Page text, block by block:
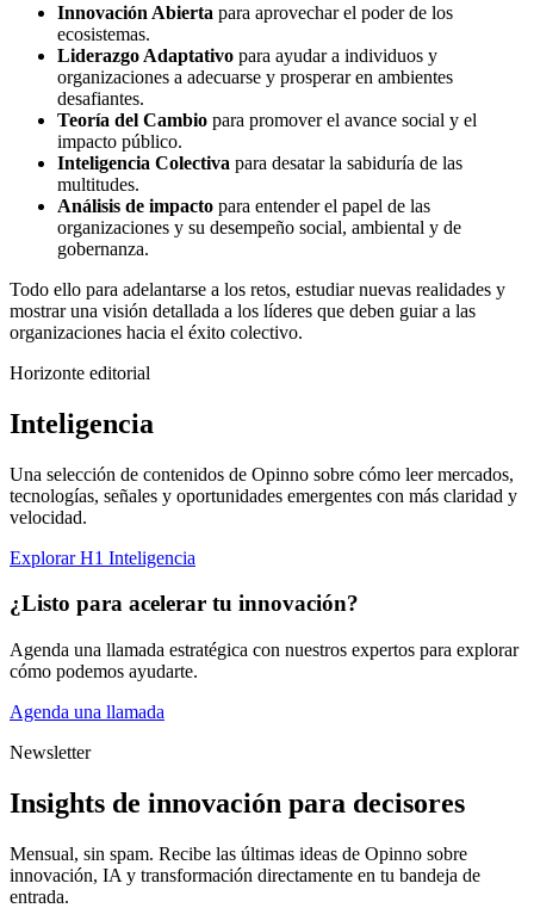
Innovación Abierta para aprovechar el poder de los
ecosistemas.
Liderazgo Adaptativo para ayudar a individuos y
organizaciones a adecuarse y prosperar en ambientes
desafiantes.
Teoría del Cambio para promover el avance social y el
impacto público.
Inteligencia Colectiva para desatar la sabiduría de las
multitudes.
Análisis de impacto para entender el papel de las
organizaciones y su desempeño social, ambiental y de
gobernanza.
Todo ello para adelantarse a los retos, estudiar nuevas realidades y
mostrar una visión detallada a los líderes que deben guiar a las
organizaciones hacia el éxito colectivo.
Horizonte editorial
Inteligencia
Una selección de contenidos de Opinno sobre cómo leer mercados,
tecnologías, señales y oportunidades emergentes con más claridad y
velocidad.
Explorar H1 Inteligencia
¿Listo para acelerar tu innovación?
Agenda una llamada estratégica con nuestros expertos para explorar
cómo podemos ayudarte.
Agenda una llamada
Newsletter
Insights de innovación para decisores
Mensual, sin spam. Recibe las últimas ideas de Opinno sobre
innovación, IA y transformación directamente en tu bandeja de
entrada.